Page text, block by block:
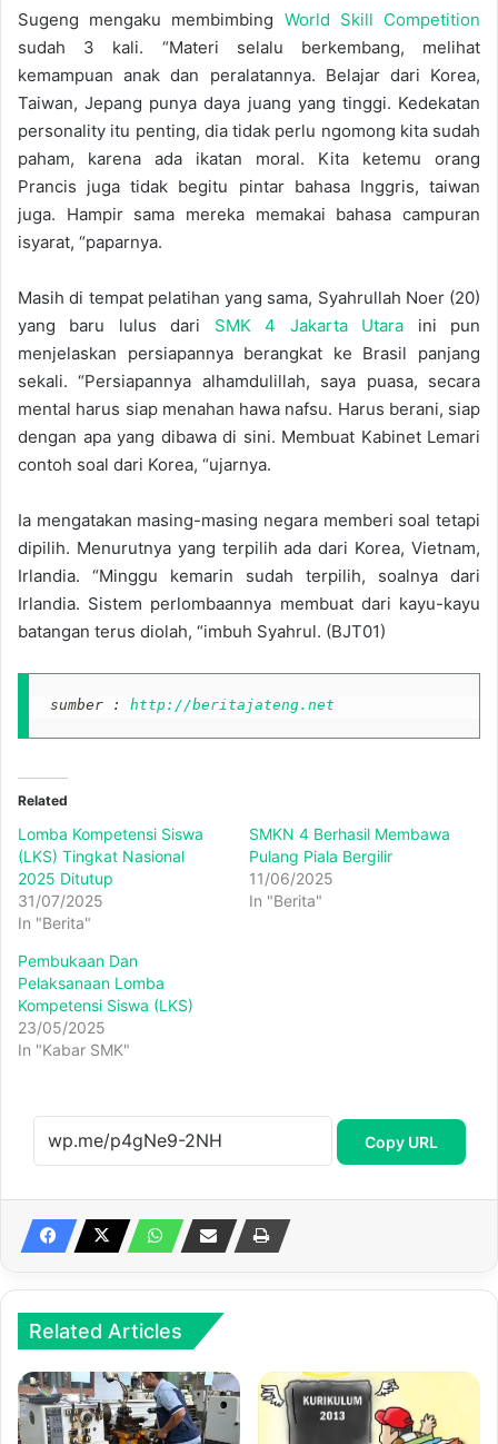
Sugeng mengaku membimbing World Skill Competition
sudah 3 kali. “Materi selalu berkembang, melihat
kemampuan anak dan peralatannya. Belajar dari Korea,
Taiwan, Jepang punya daya juang yang tinggi. Kedekatan
personality itu penting, dia tidak perlu ngomong kita sudah
paham, karena ada ikatan moral. Kita ketemu orang
Prancis juga tidak begitu pintar bahasa Inggris, taiwan
juga. Hampir sama mereka memakai bahasa campuran
isyarat, “paparnya.
Masih di tempat pelatihan yang sama, Syahrullah Noer (20)
yang baru lulus dari SMK 4 Jakarta Utara ini pun
menjelaskan persiapannya berangkat ke Brasil panjang
sekali. “Persiapannya alhamdulillah, saya puasa, secara
mental harus siap menahan hawa nafsu. Harus berani, siap
dengan apa yang dibawa di sini. Membuat Kabinet Lemari
contoh soal dari Korea, “ujarnya.
Ia mengatakan masing-masing negara memberi soal tetapi
dipilih. Menurutnya yang terpilih ada dari Korea, Vietnam,
Irlandia. “Minggu kemarin sudah terpilih, soalnya dari
Irlandia. Sistem perlombaannya membuat dari kayu-kayu
batangan terus diolah, “imbuh Syahrul. (BJT01)
sumber : http://beritajateng.net
Related
Lomba Kompetensi Siswa
(LKS) Tingkat Nasional
2025 Ditutup
31/07/2025
In "Berita"
SMKN 4 Berhasil Membawa
Pulang Piala Bergilir
11/06/2025
In "Berita"
Pembukaan Dan
Pelaksanaan Lomba
Kompetensi Siswa (LKS)
23/05/2025
In "Kabar SMK"
Copy URL
Related Articles